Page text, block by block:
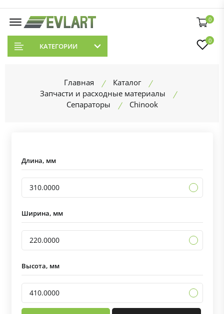
0
КАТЕГОРИИ
0
Главная
Каталог
Запчасти и расходные материалы
Сепараторы
Chinook
Длина, мм
310.0000
Ширина, мм
220.0000
Высота, мм
410.0000